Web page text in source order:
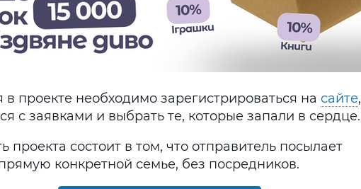
в проекте необходимо зарегистрироваться на сайте,
с заявками и выбрать те, которые запали в сердце.
проекта состоит в том, что отправитель посылает
конкретной семье, без посредников.